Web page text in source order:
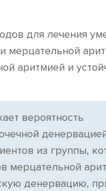
для лечения
мерцательной
аритмией и
вероятность
из группы,
мерцательной
денервацию,